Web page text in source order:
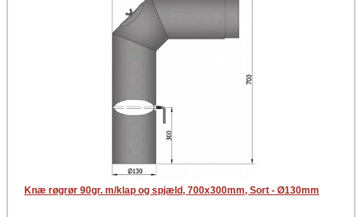
Knæ røgrør 90gr. m/klap og spjæld, 700x300mm, Sort - Ø130mm